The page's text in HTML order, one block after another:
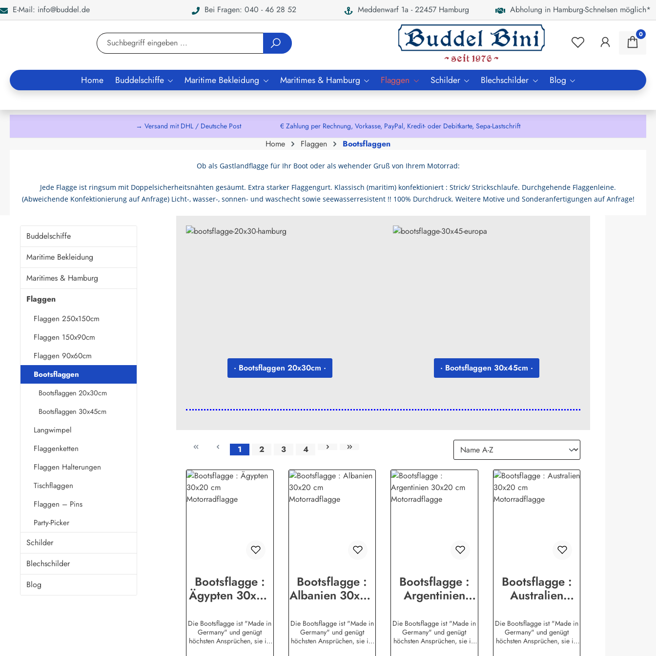
Zur Suche springen
E-Mail: info@buddel.de Bei Fragen: 040 - 46 28 52 Meddenwarf 1a - 22457 Hamburg Abholung in Hamburg-Schnelsen möglich*
0
Home Buddelschiffe Maritime Bekleidung Maritimes & Hamburg Flaggen Schilder Blechschilder Blog
→ Versand mit DHL / Deutsche Post € Zahlung per Rechnung, Vorkasse, PayPal, Kredit- oder Debitkarte, Sepa-Lastschrift
Home Flaggen Bootsflaggen
Ob als Gastlandflagge für Ihr Boot oder als wehender Gruß von Ihrem Motorrad:
Jede Flagge ist ringsum mit Doppelsicherheitsnähten gesäumt. Extra starker Flaggengurt. Klassisch (maritim) konfektioniert : Strick/ Strickschlaufe. Durchgehende Flaggenleine.
(Abweichende Konfektionierung auf Anfrage) Licht-, wasser-, sonnen- und waschecht sowie seewasserresistent !! 100% Durchdruck. Weitere Motive und Sonderanfertigungen auf Anfrage!
Buddelschiffe
Maritime Bekleidung
Maritimes & Hamburg
Flaggen
Flaggen 250x150cm
Flaggen 150x90cm
Flaggen 90x60cm
Bootsflaggen
Bootsflaggen 20x30cm
Bootsflaggen 30x45cm
Langwimpel
Flaggenketten
Flaggen Halterungen
Tischflaggen
Flaggen – Pins
Party-Picker
Schilder
Blechschilder
Blog
· Bootsflaggen 20x30cm · · Bootsflaggen 30x45cm ·
Seite
1 Seite
2 Seite
3 Seite
4
Bootsflagge :
Ägypten 30x20
Motorradflagge
Die Bootsflagge ist "Made in
Germany" und genügt
höchsten Ansprüchen, sie ist
Bootsflagge :
Albanien 30x20
Motorradflagge
Die Bootsflagge ist "Made in
Germany" und genügt
höchsten Ansprüchen, sie ist
Bootsflagge :
Argentinien
Motorradflagge
Die Bootsflagge ist "Made in
Germany" und genügt
höchsten Ansprüchen, sie ist
Bootsflagge :
Australien
Motorradflagge
Die Bootsflagge ist "Made in
Germany" und genügt
höchsten Ansprüchen, sie ist